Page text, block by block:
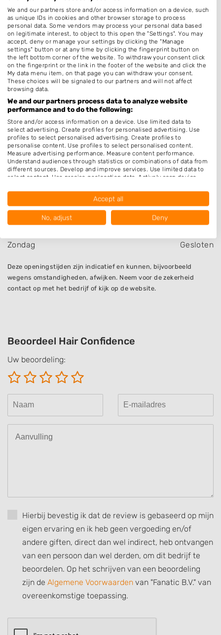
Epileren
Keratine behandeling
Bruidskapsel
Make-up & Visagie
Schoonheidssalon
Pruiken
Permanenten
Openingstijden
Maandag 9:00 -
Dinsdag
9:00 - 18:00
Woensdag
9:00 -18:00
Donderdag
9:00 -18:00
Vrijdag
10:00 -12:00
Zaterdag
Gesloten
Zondag
Gesloten
Deze openingstijden zijn indicatief en kunnen, bijvoorbeeld
wegens omstandigheden, afwijken. Neem voor de zekerheid
contact op met het bedrijf of kijk op de website.
Beoordeel Hair Confidence
Uw beoordeling:
Hierbij bevestig ik dat de review is gebaseerd op mijn
eigen ervaring en ik heb geen vergoeding en/of
andere giften, direct dan wel indirect, heb ontvangen
van een persoon dan wel derden, om dit bedrijf te
beoordelen. Op het schrijven van een beoordeling
zijn de Algemene Voorwaarden van "Fanatic B.V." van
overeenkomstige toepassing.
We and our partners store and/or access information on a device, such
as unique IDs in cookies and other browser storage to process
personal data. Some vendors may process your personal data based
on legitimate interest, to object to this open the "Settings". You may
accept, deny or manage your settings by clicking the "Manage
settings" button or at any time by clicking the fingerprint button on
the left bottom corner of the website. To withdraw your consent click
on the fingerprint or the link in the footer of the website and click the
My data menu item, on that page you can withdraw your consent.
These choices will be signaled to our partners and will not affect
browsing data.
We and our partners process data to analyze website
performance and to do the following:
Store and/or access information on a device. Use limited data to
select advertising. Create profiles for personalised advertising. Use
profiles to select personalised advertising. Create profiles to
personalise content. Use profiles to select personalised content.
Measure advertising performance. Measure content performance.
Understand audiences through statistics or combinations of data from
different sources. Develop and improve services. Use limited data to
select content. Use precise geolocation data. Actively scan device
Data may be shared outside of the European Union and send to the
Your consent and the cookie policy applies solely to this website/app.
View Partner List (1016 IAB Vendors)
We use your data for the following purposes:
IAB processing purposes:
Store and/or access information on a device
Use limited data to select advertising
Use profiles to select personalised content
Measure advertising performance
Measure content performance
Understand audiences through statistics
Use precise geolocation data
Identify devices based on information
actively requested
Non-IAB processing purposes:
Necessary
Accept all
No, adjust Deny